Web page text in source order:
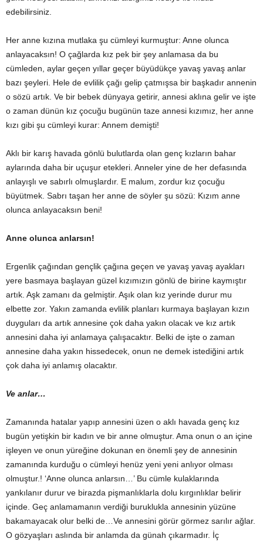
edebilirsiniz.
Her anne kızına mutlaka şu cümleyi kurmuştur: Anne olunca
anlayacaksın! O çağlarda kız pek bir şey anlamasa da bu
cümleden, aylar geçen yıllar geçer büyüdükçe yavaş yavaş anlar
bazı şeyleri. Hele de evlilik çağı gelip çatmışsa bir başkadır annenin
o sözü artık. Ve bir bebek dünyaya getirir, annesi aklına gelir ve işte
o zaman dünün kız çocuğu bugünün taze annesi kızımız, her anne
kızı gibi şu cümleyi kurar: Annem demişti!
Aklı bir karış havada gönlü bulutlarda olan genç kızların bahar
aylarında daha bir uçuşur etekleri. Anneler yine de her defasında
anlayışlı ve sabırlı olmuşlardır. E malum, zordur kız çocuğu
büyütmek. Sabrı taşan her anne de söyler şu sözü: Kızım anne
olunca anlayacaksın beni!
Anne olunca anlarsın!
Ergenlik çağından gençlik çağına geçen ve yavaş yavaş ayakları
yere basmaya başlayan güzel kızımızın gönlü de birine kaymıştır
artık. Aşk zamanı da gelmiştir. Aşık olan kız yerinde durur mu
elbette zor. Yakın zamanda evlilik planları kurmaya başlayan kızın
duyguları da artık annesine çok daha yakın olacak ve kız artık
annesini daha iyi anlamaya çalışacaktır. Belki de işte o zaman
annesine daha yakın hissedecek, onun ne demek istediğini artık
çok daha iyi anlamış olacaktır.
Ve anlar…
Zamanında hatalar yapıp annesini üzen o aklı havada genç kız
bugün yetişkin bir kadın ve bir anne olmuştur. Ama onun o an içine
işleyen ve onun yüreğine dokunan en önemli şey de annesinin
zamanında kurduğu o cümleyi henüz yeni yeni anlıyor olması
olmuştur.! ‘Anne olunca anlarsın…’ Bu cümle kulaklarında
yankılanır durur ve birazda pişmanlıklarla dolu kırgınlıklar belirir
içinde. Geç anlamamanın verdiği buruklukla annesinin yüzüne
bakamayacak olur belki de…Ve annesini görür görmez sarılır ağlar.
O gözyaşları aslında bir anlamda da günah çıkarmadır. İç